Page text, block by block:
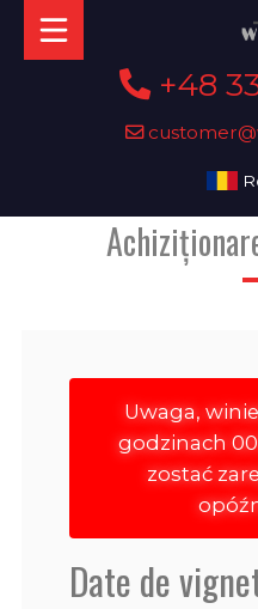
+48
Uwaga,
godzinach
zostać
Date de